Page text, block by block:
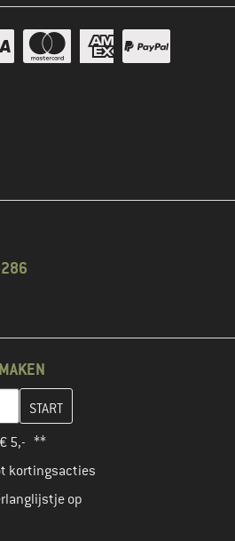
maak in de volgende stap je
5,- **
kortingsacties
op